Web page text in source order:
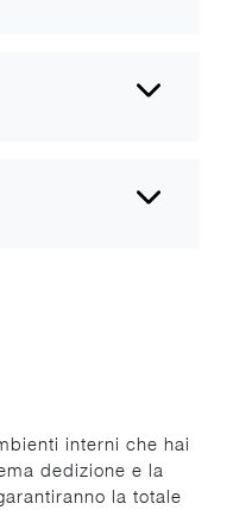
interni che hai
dedizione e la
la totale